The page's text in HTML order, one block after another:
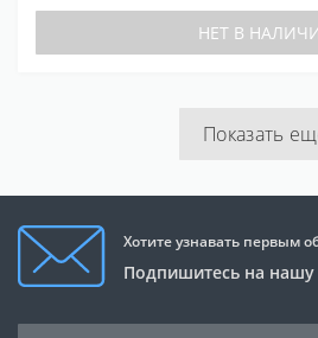
НЕТ В
Показать
Хотите узнавать первым
Подпишитесь на нашу